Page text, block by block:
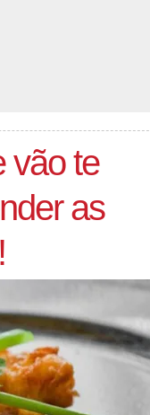
vão te
as